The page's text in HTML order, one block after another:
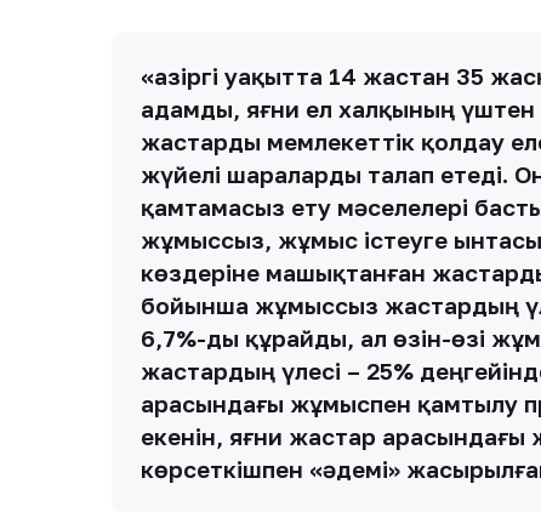
«Қазіргі уақытта 14 жастан 35
адамды, яғни ел халқының үштен
жастарды мемлекеттік қолдау
жүйелі шараларды талап етеді.
қамтамасыз ету мәселелері
жұмыссыз, жұмыс істеуге
көздеріне машықтанған
бойынша жұмыссыз жастардың
6,7%-ды құрайды, ал өзін-өзі
жастардың үлесі – 25%
арасындағы жұмыспен қамтылу
екенін, яғни жастар
көрсеткішпен «әдемі»